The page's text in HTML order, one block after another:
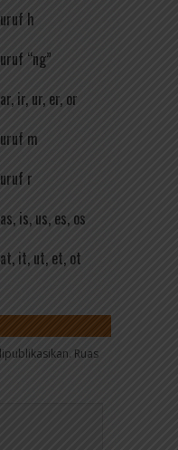
h
“ng”
ir, ur, er, or
m
r
is, us, es, os
it, ut, et, ot
Ruas